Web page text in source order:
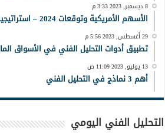
8 ديسمبر, 2023 3:33 م
الأسهم الأمريكية وتوقعات 2024 – استراتيجيات وفرص أهم 5 أسهم
29 أغسطس, 2023 5:56 م
تطبيق أدوات التحليل الفني في الأسواق
13 يوليو, 2023 11:09 ص
أهم 3 نماذج في التحليل الفني
التحليل الفني اليومي